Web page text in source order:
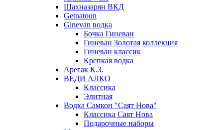
Шахназарян ВКД
Getnatoun
Ginevan водка
Бочка Гиневан
Гиневан Золотая коллекция
Гиневан классик
Крепкая водка
Арегак К.З.
ВЕДИ АЛКО
Классика
Элитная
Водка Самкон "Саят Нова"
Классика Саят Нова
Подарочные наборы